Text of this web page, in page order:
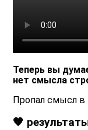
Теперь вы
нет смысла
Пропал смысл в
🧡